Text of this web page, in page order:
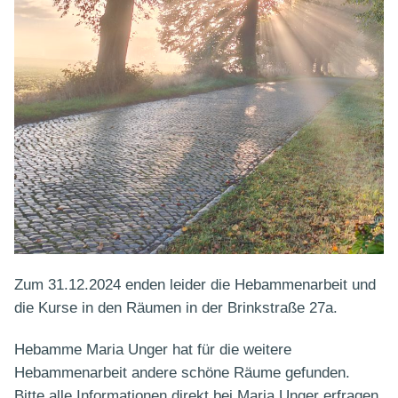
Zum 31.12.2024 enden leider die Hebammenarbeit und
die Kurse in den Räumen in der Brinkstraße 27a.
Hebamme Maria Unger hat für die weitere
Hebammenarbeit andere schöne Räume gefunden.